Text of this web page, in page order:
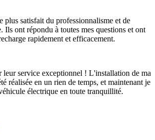
plus satisfait du professionnalisme et de
Ils ont répondu à toutes mes questions et ont
rapidement et efficacement.
leur service exceptionnel ! L'installation de ma
réalisée en un rien de temps, et maintenant je
électrique en toute tranquillité.